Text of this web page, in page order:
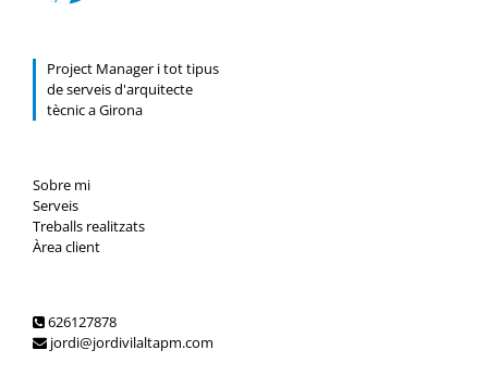
Project Manager i tot tipus
de serveis d'arquitecte
tècnic a Girona
Sobre mi
Serveis
Treballs realitzats
Àrea client
626127878
jordi@jordivilaltapm.com